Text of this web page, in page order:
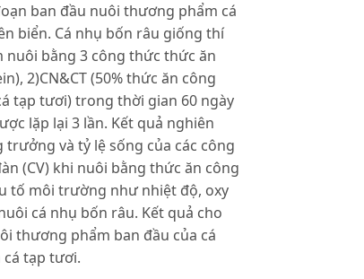
ban đầu nuôi thương phẩm cá
biển. Cá nhụ bốn râu giống thí
bằng 3 công thức thức ăn
2)CN&CT (50% thức ăn công
tạp tươi) trong thời gian 60 ngày
lặp lại 3 lần. Kết quả nghiên
và tỷ lệ sống của các công
(CV) khi nuôi bằng thức ăn công
tố môi trường như nhiệt độ, oxy
cá nhụ bốn râu. Kết quả cho
thương phẩm ban đầu của cá
tạp tươi.